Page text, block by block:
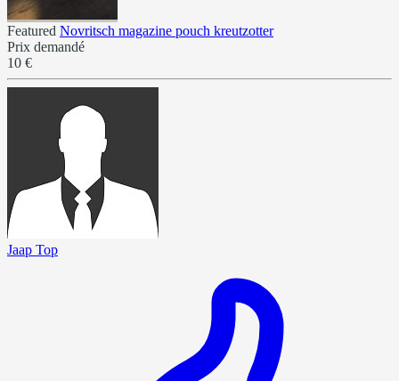
Featured Novritsch magazine pouch kreutzotter
Prix demandé
10 €
Jaap Top